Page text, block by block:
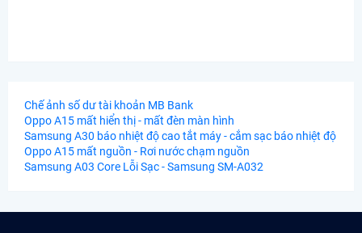
Chế ảnh số dư tài khoản MB Bank
Oppo A15 mất hiển thị - mất đèn màn hình
Samsung A30 báo nhiệt độ cao tắt máy - cắm sạc báo nhiệt độ
Oppo A15 mất nguồn - Rơi nước chạm nguồn
Samsung A03 Core Lỗi Sạc - Samsung SM-A032